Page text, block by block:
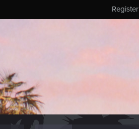
Register